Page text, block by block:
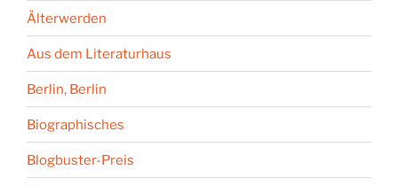
Älterwerden
Aus dem Literaturhaus
Berlin, Berlin
Biographisches
Blogbuster-Preis